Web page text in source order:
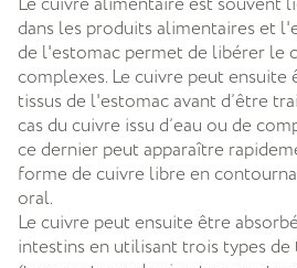
dans les produits alimentaires et
de l'estomac permet de libérer le
complexes. Le cuivre peut ensuite
tissus de l'estomac avant d’être
cas du cuivre issu d’eau ou de
ce dernier peut apparaître
forme de cuivre libre en
oral.
Le cuivre peut ensuite être
intestins en utilisant trois types